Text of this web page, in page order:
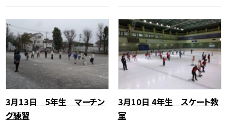
3月13日 5年生 マーチン
グ練習
3月10日 4年生 スケート教
室